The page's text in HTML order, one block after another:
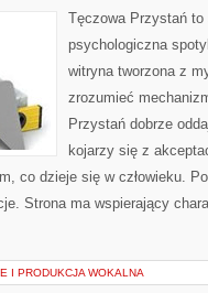
Tęczowa Przystań
psychologiczna
witryna tworzona z
zrozumieć
Przystań dobrze
kojarzy się z
co dzieje się w człowieku.
Strona ma wspierający
I PRODUKCJA WOKALNA